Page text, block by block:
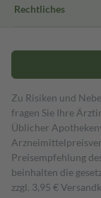
Rechtliches
Zu Risiken und
fragen Sie Ihre
Üblicher
Preisempfehlung
beinhalten die
zzgl. 3,95 €